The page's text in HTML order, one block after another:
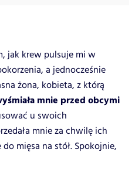
jak krew pulsuje mi w
a jednocześnie
żona, kobieta, z którą
mnie przed obcymi
u swoich
mnie za chwilę ich
mięsa na stół. Spokojnie,